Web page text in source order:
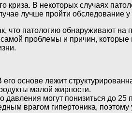
криза. В некоторых случаях
лучше пройти обследование у
что патологию обнаруживают на
проблемы и причин,
основе лежит
малой жирности.
могут понизиться до 25
врагом гипертоника, поэтому